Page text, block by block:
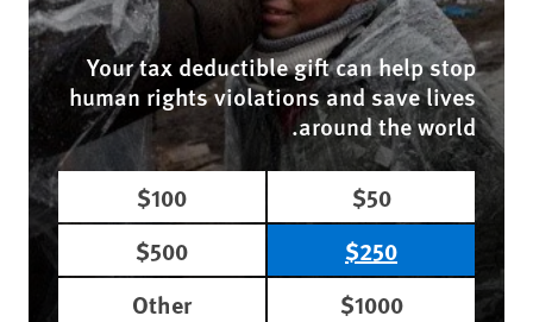
Your tax deductible gift can help stop
human rights violations and save lives
around the world.
$50
$100
$250
$500
$1000
Other